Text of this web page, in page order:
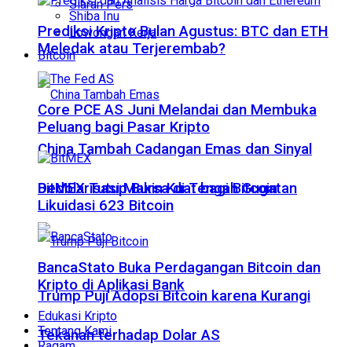
Siaran Pers
Lowongan Kerja
Shiba Inu
Bitcoin
China Tambah Cadangan Emas dan Sinyal
Dedolarisasi Makin Kuat bagi Bitcoin
Trump Puji Adopsi Bitcoin karena Kurangi
Tekanan terhadap Dolar AS
Prediksi Kripto Bulan Agustus: BTC dan ETH
Meledak atau Terjerembab?
Core PCE AS Juni Melandai dan Membuka
Peluang bagi Pasar Kripto
BitMEX Tutup Bursa di Tengah Gugatan
Likuidasi 623 Bitcoin
BancaStato Buka Perdagangan Bitcoin dan
Kripto di Aplikasi Bank
Edukasi Kripto
Tentang Kami